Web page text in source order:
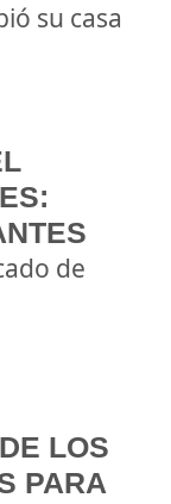
su casa
de
LOS
PARA